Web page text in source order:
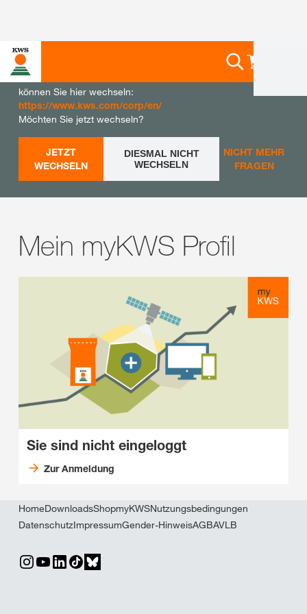
Sie befinden sich auf der KWS Website für Deutschland.
Wenn Sie die KWS Inhalte für Ihr Land sehen möchten,
können Sie hier wechseln:
https://www.kws.com/corp/en/
Möchten Sie jetzt wechseln?
JETZT
WECHSELN
DIESMAL NICHT
WECHSELN
NICHT MEHR
FRAGEN
Mein myKWS Profil
Sie sind nicht eingeloggt
Zur Anmeldung
HomeDownloadsShopmyKWSNutzungsbedingungen
DatenschutzImpressumGender-HinweisAGBAVLB